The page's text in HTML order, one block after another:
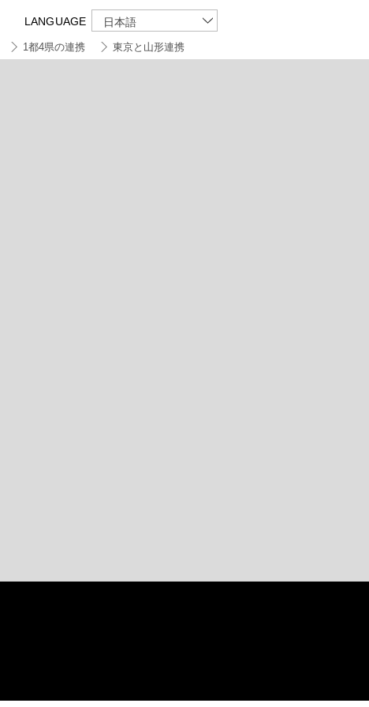
LANGUAGE 日本語
1都4県の連携 東京と山形連携